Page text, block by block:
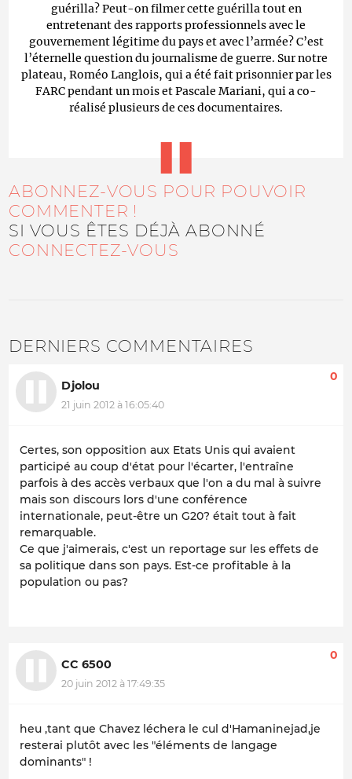
guérilla? Peut-on filmer cette guérilla tout en
entretenant des rapports professionnels avec le
gouvernement légitime du pays et avec l’armée? C’est
l’éternelle question du journalisme de guerre. Sur notre
plateau, Roméo Langlois, qui a été fait prisonnier par les
FARC pendant un mois et Pascale Mariani, qui a co-
réalisé plusieurs de ces documentaires.
ABONNEZ-VOUS POUR POUVOIR
COMMENTER !
SI VOUS ÊTES DÉJÀ ABONNÉ
CONNECTEZ-VOUS
DERNIERS COMMENTAIRES
Djolou
21 juin 2012 à 16:05:40
0
Certes, son opposition aux Etats Unis qui avaient
participé au coup d'état pour l'écarter, l'entraîne
parfois à des accès verbaux que l'on a du mal à suivre
mais son discours lors d'une conférence
internationale, peut-être un G20? était tout à fait
remarquable.
Ce que j'aimerais, c'est un reportage sur les effets de
sa politique dans son pays. Est-ce profitable à la
population ou pas?
CC 6500
20 juin 2012 à 17:49:35
0
heu ,tant que Chavez léchera le cul d'Hamaninejad,je
resterai plutôt avec les "éléments de langage
dominants" !